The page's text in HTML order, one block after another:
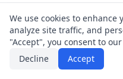
We use cookies to
analyze site traffic, and
"Accept", you consent to
Decline
Accept